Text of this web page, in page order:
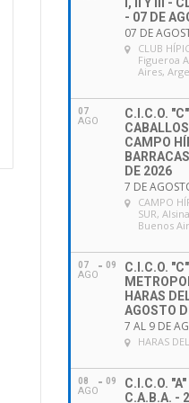
- 07 DE
07 DE
CLUB
Figueroa
Aires,
07
AGO
C.I.C.O.
CAMPO
DE 2026
7 DE
CAMPO
SUR,
Buenos
07
AGO
09
C.I.C.O.
HARAS
AGOSTO
7 AL 9 DE
HARAS
08
AGO
09
C.I.C.O.
C.A.B.A. -